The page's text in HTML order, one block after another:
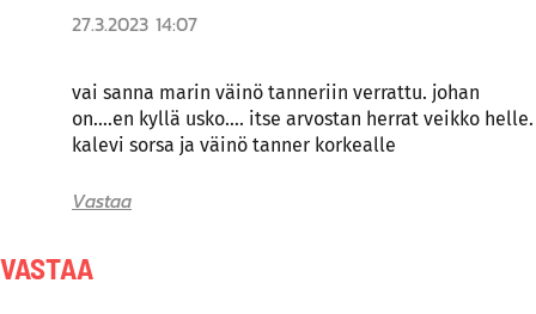
27.3.2023 14:07
vai sanna marin väinö tanneriin verrattu. johan
on….en kyllä usko…. itse arvostan herrat veikko helle.
kalevi sorsa ja väinö tanner korkealle
Vastaa
VASTAA